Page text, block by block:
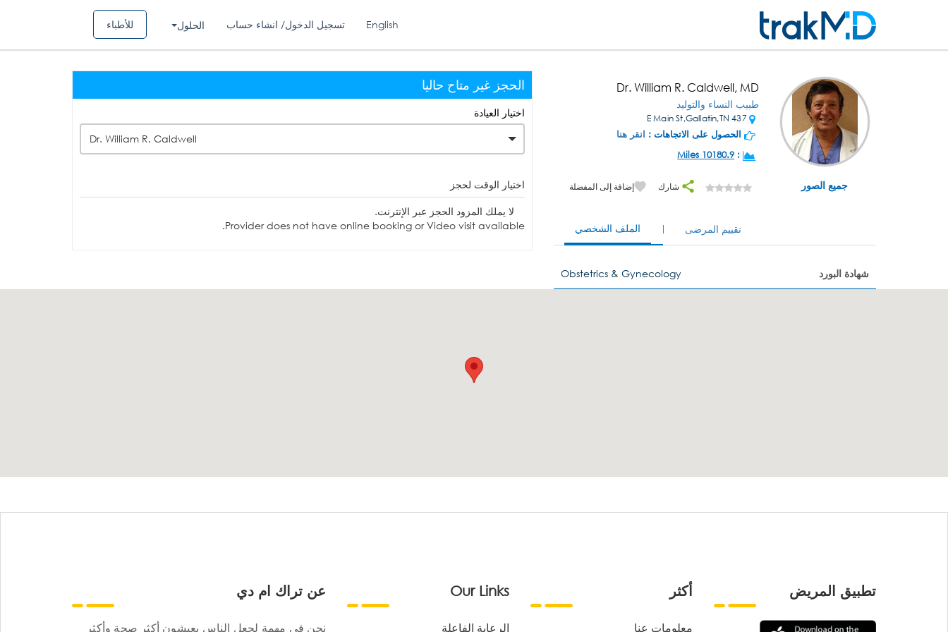
للأطباء الحلول تسجيل الدخول/ انشاء حساب English
جميع الصور
Dr. William R. Caldwell, MD
طبيب النساء والتوليد
437 E Main St,Gallatin,TN
الحصول على الاتجاهات : انقر هنا
:
10180.9 Miles
شارك إضافة إلى المفضلة
الملف الشخصي تقييم المرضى
شهادة البورد Obstetrics & Gynecology
الحجز غير متاح حاليا
اختيار العيادة
Dr. William R. Caldwell
اختيار الوقت لحجز
لا يملك المزود الحجز عبر الإنترنت.
Provider does not have online booking or Video visit available.
عن تراك ام دي
نحن في مهمة لجعل الناس يعيشون أكثر صحة وأكثر
Our Links
الرعاية الفاعلة
أكثر
معلومات عنا
تطبيق المريض